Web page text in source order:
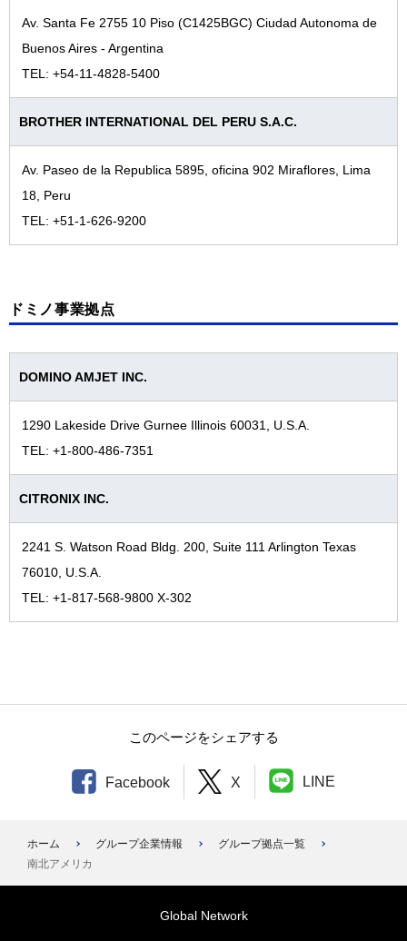
Av. Santa Fe 2755 10 Piso (C1425BGC) Ciudad Autonoma de
Buenos Aires - Argentina
TEL: +54-11-4828-5400
BROTHER INTERNATIONAL DEL PERU S.A.C.
Av. Paseo de la Republica 5895, oficina 902 Miraflores, Lima
18, Peru
TEL: +51-1-626-9200
ドミノ事業拠点
DOMINO AMJET INC.
1290 Lakeside Drive Gurnee Illinois 60031, U.S.A.
TEL: +1-800-486-7351
CITRONIX INC.
2241 S. Watson Road Bldg. 200, Suite 111 Arlington Texas
76010, U.S.A.
TEL: +1-817-568-9800 X-302
このページをシェアする
Facebook X LINE
ホーム グループ企業情報
グループ拠点一覧
南北アメリカ
Global Network